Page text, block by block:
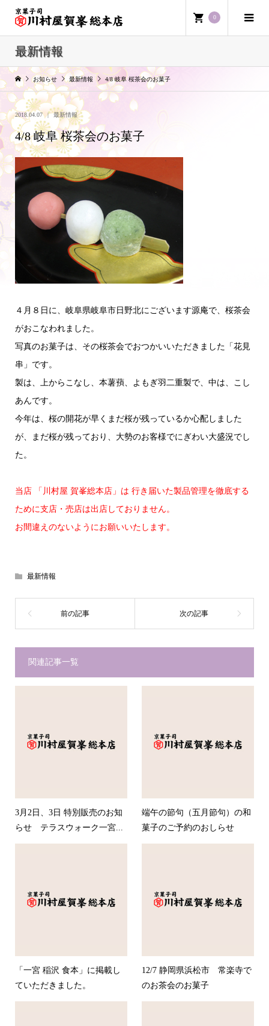
0
最新情報
お知らせ 最新情報 4/8 岐阜 桜茶会のお菓子
2018.04.07 最新情報
4/8 岐阜 桜茶会のお菓子
４月８日に、岐阜県岐阜市日野北にございます源庵で、桜茶会
がおこなわれました。
写真のお菓子は、その桜茶会でおつかいいただきました「花見
串」です。
製は、上からこなし、本薯蕷、よもぎ羽二重製で、中は、こし
あんです。
今年は、桜の開花が早くまだ桜が残っているか心配しました
が、まだ桜が残っており、大勢のお客様でにぎわい大盛況でし
た。
当店 「川村屋 賀峯総本店」は 行き届いた製品管理を徹底する
ために支店・売店は出店しておりません。
お間違えのないようにお願いいたします。
最新情報
関連記事一覧
3月2日、3日 特別販売のお知
らせ テラスウォーク一宮...
端午の節句（五月節句）の和
菓子のご予約のおしらせ
「一宮 稲沢 食本」に掲載し
ていただきました。
12/7 静岡県浜松市 常楽寺で
のお茶会のお菓子